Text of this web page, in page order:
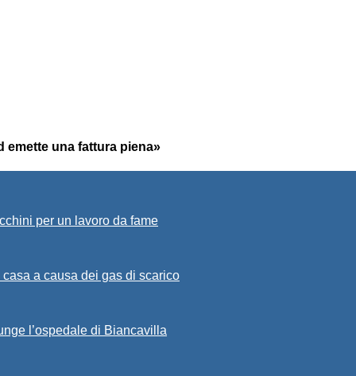
emette una fattura piena»
per un lavoro da fame
a causa dei gas di scarico
l’ospedale di Biancavilla